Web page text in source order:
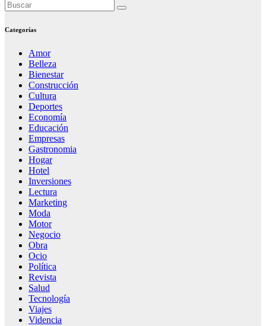
Categorías
Amor
Belleza
Bienestar
Construcción
Cultura
Deportes
Economía
Educación
Empresas
Gastronomia
Hogar
Hotel
Inversiones
Lectura
Marketing
Moda
Motor
Negocio
Obra
Ocio
Política
Revista
Salud
Tecnología
Viajes
Videncia